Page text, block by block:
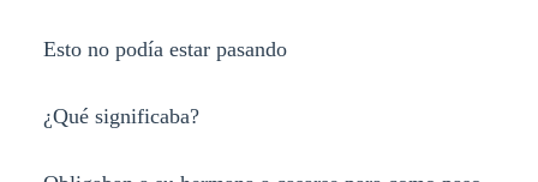
Esto no podía estar pasando
¿Qué significaba?